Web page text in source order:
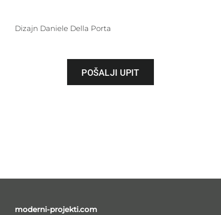
Dizajn Daniele Della Porta
POŠALJI UPIT
moderni-projekti.com